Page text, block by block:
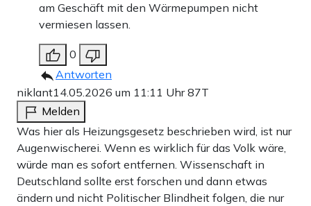
am Geschäft mit den Wärmepumpen nicht
vermiesen lassen.
0
Antworten
niklant14.05.2026 um 11:11 Uhr87T
Melden
Was hier als Heizungsgesetz beschrieben wird, ist nur
Augenwischerei. Wenn es wirklich für das Volk wäre,
würde man es sofort entfernen. Wissenschaft in
Deutschland sollte erst forschen und dann etwas
ändern und nicht Politischer Blindheit folgen, die nur